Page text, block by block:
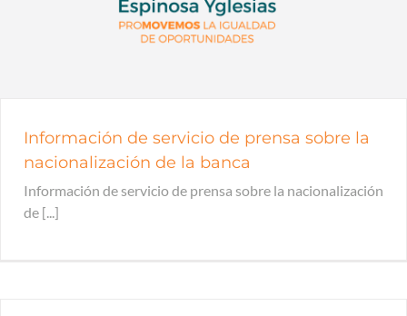
Información de servicio de prensa sobre la
nacionalización de la banca
Información de servicio de prensa sobre la nacionalización
de [...]